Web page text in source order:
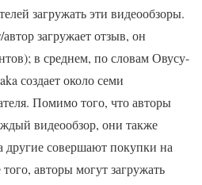
загружать эти видеообзоры.
загружает отзыв, он
в среднем, по словам Овусу-
создает около семи
Помимо того, что авторы
видеообзор, они также
другие совершают покупки на
авторы могут загружать